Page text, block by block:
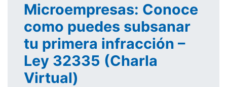
Microempresas: Conoce
como puedes subsanar
tu primera infracción –
Ley 32335 (Charla
Virtual)